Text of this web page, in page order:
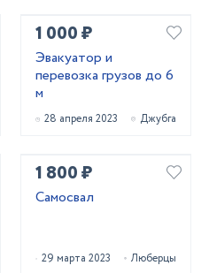
КЛЮЧЕЙ
1 000 ₽
Эвакуатор и
перевозка грузов до 6
м
28 апреля 2023 Джубга
1 800 ₽
Самосвал
29 марта 2023 Люберцы